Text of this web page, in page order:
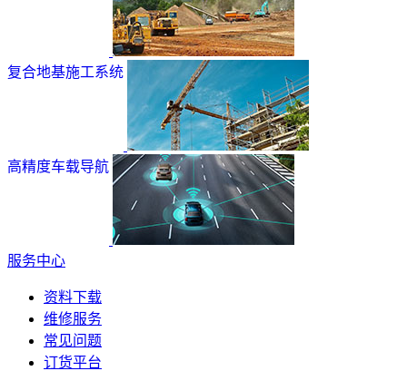
复合地基施工系统
高精度车载导航
服务中心
资料下载
维修服务
常见问题
订货平台